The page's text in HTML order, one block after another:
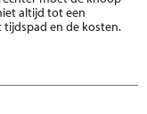
altijd tot een
en de kosten.